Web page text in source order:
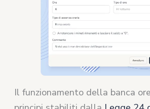
Il funzionamento della banca